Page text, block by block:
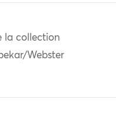
la collection
Webster